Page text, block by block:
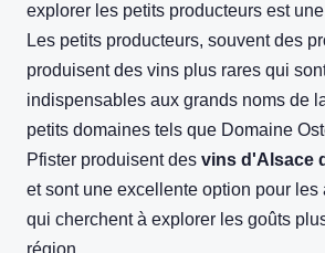
explorer les petits producteurs est
Les petits producteurs, souvent des
produisent des vins plus rares qui
indispensables aux grands noms de
petits domaines tels que Domaine
Pfister produisent des vins d'Alsace
et sont une excellente option pour les
qui cherchent à explorer les goûts
région.